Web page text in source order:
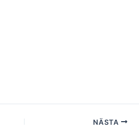
NÄSTA